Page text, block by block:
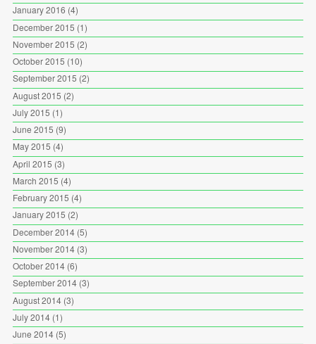
January 2016 (4)
December 2015 (1)
November 2015 (2)
October 2015 (10)
September 2015 (2)
August 2015 (2)
July 2015 (1)
June 2015 (9)
May 2015 (4)
April 2015 (3)
March 2015 (4)
February 2015 (4)
January 2015 (2)
December 2014(5)
November 2014(3)
October 2014(6)
September 2014(3)
August 2014(3)
July 2014(1)
June 2014(5)